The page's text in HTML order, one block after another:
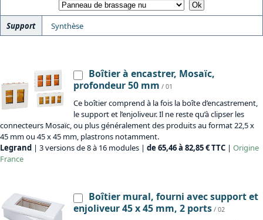
Support Synthèse
Boîtier à encastrer, Mosaïc,
profondeur 50 mm / 01
Ce boîtier comprend à la fois la boîte d’encastrement,
le support et l’enjoliveur. Il ne reste qu’à clipser les
connecteurs Mosaïc, ou plus généralement des produits au format 22,5 x
45 mm ou 45 x 45 mm, plastrons notamment.
Legrand | 3 versions de 8 à 16 modules | de 65,46 à 82,85 € TTC | Origine
France
Boîtier mural, fourni avec support et
enjoliveur 45 x 45 mm, 2 ports / 02